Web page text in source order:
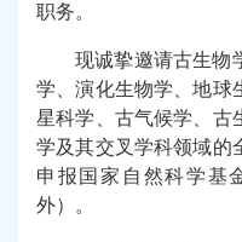
职务。
现诚挚邀请古生物
学、演化生物学、地球
星科学、古气候学、古
学及其交叉学科领域的
申报国家自然科学基
外）。